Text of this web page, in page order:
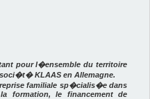
pour l�ensemble du territoire
KLAAS en Allemagne.
familiale sp�cialis�e dans
formation, le financement de